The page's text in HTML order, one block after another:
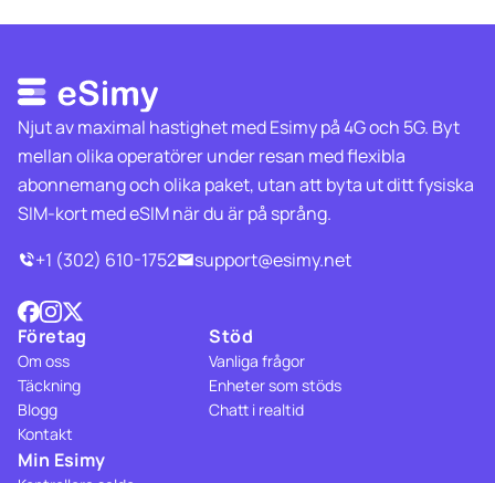
Njut av maximal hastighet med Esimy på 4G och 5G. Byt
mellan olika operatörer under resan med flexibla
abonnemang och olika paket, utan att byta ut ditt fysiska
SIM-kort med eSIM när du är på språng.
+1 (302) 610-1752
support@esimy.net
Företag
Om oss
Täckning
Blogg
Kontakt
Stöd
Vanliga frågor
Enheter som stöds
Chatt i realtid
Min Esimy